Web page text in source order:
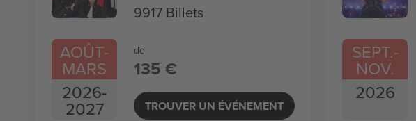
AOÛT-
MARS
2026-
2027
9917 Billets
de
135 €
TROUVER UN ÉVÉNEMENT
SEPT.-
NOV.
2026